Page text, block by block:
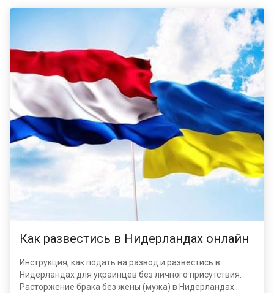
Как развестись в Нидерландах онлайн
Инструкция, как подать на развод и развестись в
Нидерландах для украинцев без личного присутствия.
Расторжение брака без жены (мужа) в Нидерландах